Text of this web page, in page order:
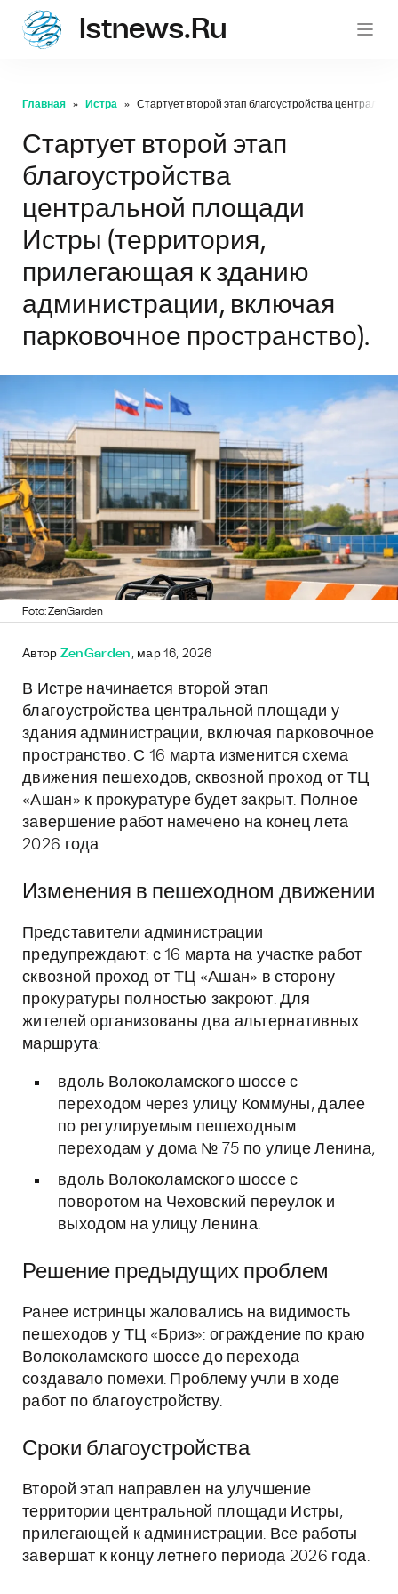
Istnews.ru
Главная Истра Стартует второй этап благоустройства
Стартует второй этап
благоустройства
центральной площади
Истры (территория,
прилегающая к зданию
администрации, включая
парковочное пространство).
Foto: ZenGarden
Автор ZenGarden , мар 16, 2026
В Истре начинается второй этап
благоустройства центральной площади у
здания администрации, включая парковочное
пространство. С 16 марта изменится схема
движения пешеходов, сквозной проход от ТЦ
«Ашан» к прокуратуре будет закрыт. Полное
завершение работ намечено на конец лета
2026 года.
Изменения в пешеходном движении
Представители администрации
предупреждают: с 16 марта на участке работ
сквозной проход от ТЦ «Ашан» в сторону
прокуратуры полностью закроют. Для
жителей организованы два альтернативных
маршрута:
вдоль Волоколамского шоссе с
переходом через улицу Коммуны, далее
по регулируемым пешеходным
переходам у дома № 75 по улице Ленина;
вдоль Волоколамского шоссе с
поворотом на Чеховский переулок и
выходом на улицу Ленина.
Решение предыдущих проблем
Ранее истринцы жаловались на видимость
пешеходов у ТЦ «Бриз»: ограждение по краю
Волоколамского шоссе до перехода
создавало помехи. Проблему учли в ходе
работ по благоустройству.
Сроки благоустройства
Второй этап направлен на улучшение
территории центральной площади Истры,
прилегающей к администрации. Все работы
завершат к концу летнего периода 2026 года.